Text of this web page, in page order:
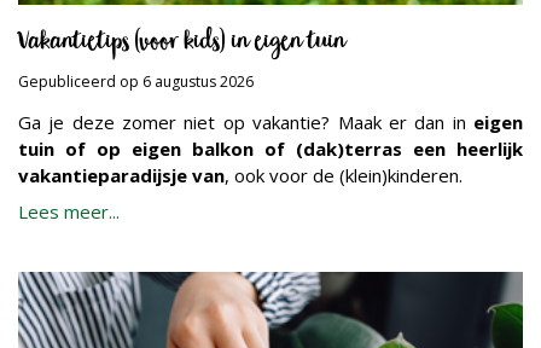
Vakantietips (voor kids) in eigen tuin
Gepubliceerd op 6 augustus 2026
Ga je deze zomer niet op vakantie? Maak er dan in eigen
tuin of op eigen balkon of (dak)terras een heerlijk
vakantieparadijsje van, ook voor de (klein)kinderen.
Lees meer...